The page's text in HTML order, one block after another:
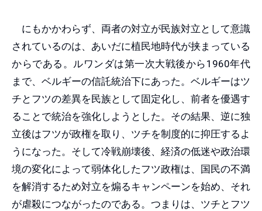
にもかかわらず、両者の対立が民族対立として意識
されているのは、あいだに植民地時代が挟まっている
からである。ルワンダは第一次大戦後から1960年代
まで、ベルギーの信託統治下にあった。ベルギーはツ
チとフツの差異を民族として固定化し、前者を優遇す
ることで統治を強化しようとした。その結果、逆に独
立後はフツが政権を取り、ツチを制度的に抑圧するよ
うになった。そして冷戦崩壊後、経済の低迷や政治環
境の変化によって弱体化したフツ政権は、国民の不満
を解消するため対立を煽るキャンペーンを始め、それ
が虐殺につながったのである。つまりは、ツチとフツ